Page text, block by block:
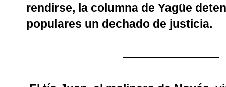
rendirse, la columna de Yagüe
populares un dechado de justicia.
————————-